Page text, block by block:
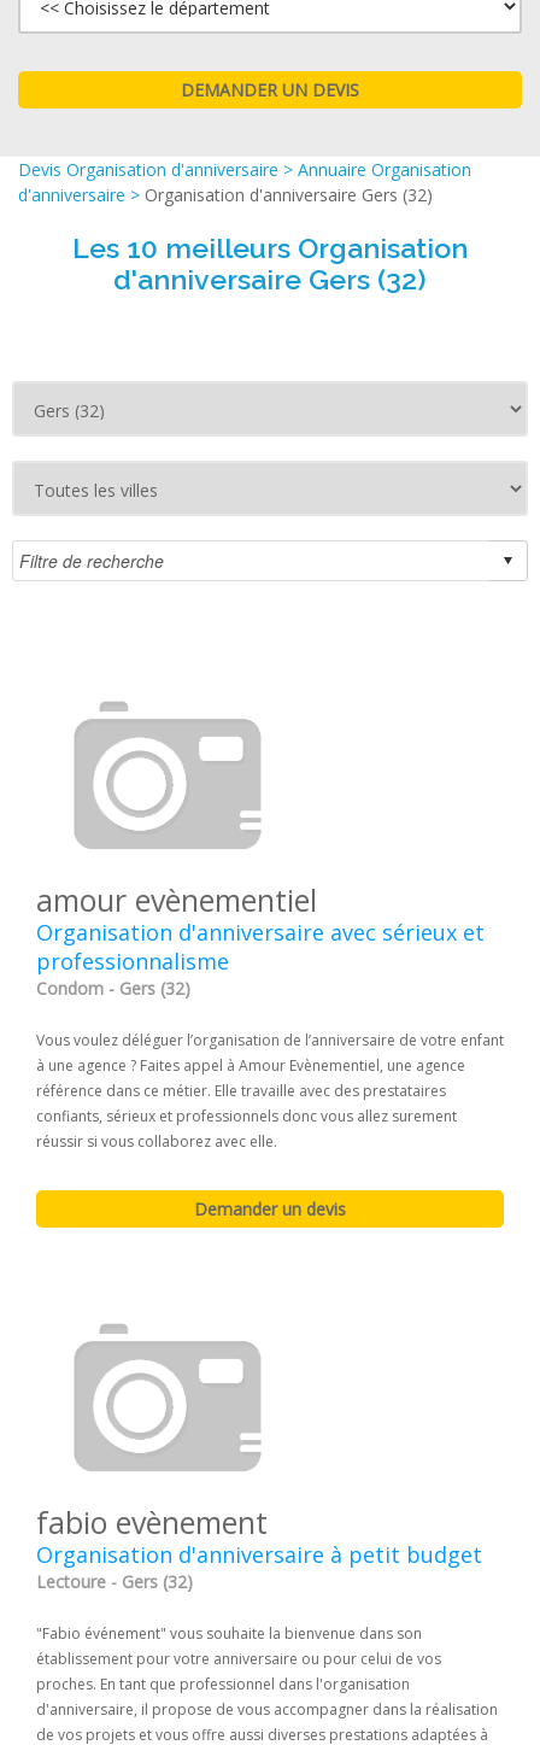
Devis Organisation d'anniversaire > Annuaire Organisation
d'anniversaire > Organisation d'anniversaire Gers (32)
Les 10 meilleurs Organisation
d'anniversaire Gers (32)
amour evènementiel
Organisation d'anniversaire avec sérieux et
professionnalisme
Condom - Gers (32)
Vous voulez déléguer l’organisation de l’anniversaire de votre enfant
à une agence ? Faites appel à Amour Evènementiel, une agence
référence dans ce métier. Elle travaille avec des prestataires
confiants, sérieux et professionnels donc vous allez surement
réussir si vous collaborez avec elle.
fabio evènement
Organisation d'anniversaire à petit budget
Lectoure - Gers (32)
"Fabio événement" vous souhaite la bienvenue dans son
établissement pour votre anniversaire ou pour celui de vos
proches. En tant que professionnel dans l'organisation
d'anniversaire, il propose de vous accompagner dans la réalisation
de vos projets et vous offre aussi diverses prestations adaptées à